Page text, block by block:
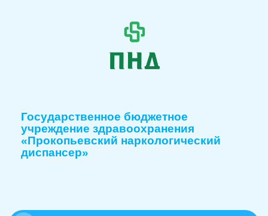
Государственное бюджетное
учреждение здравоохранения
«Прокопьевский наркологический
диспансер»